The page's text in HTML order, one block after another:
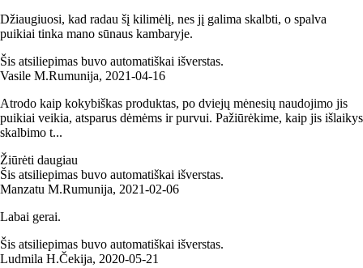
Džiaugiuosi, kad radau šį kilimėlį, nes jį galima skalbti, o spalva
puikiai tinka mano sūnaus kambaryje.
Šis atsiliepimas buvo automatiškai išverstas.
Vasile M.Rumunija, 2021‑04‑16
Atrodo kaip kokybiškas produktas, po dviejų mėnesių naudojimo jis
puikiai veikia, atsparus dėmėms ir purvui. Pažiūrėkime, kaip jis išlaikys
skalbimo t...
Žiūrėti daugiau
Šis atsiliepimas buvo automatiškai išverstas.
Manzatu M.Rumunija, 2021‑02‑06
Labai gerai.
Šis atsiliepimas buvo automatiškai išverstas.
Ludmila H.Čekija, 2020‑05‑21